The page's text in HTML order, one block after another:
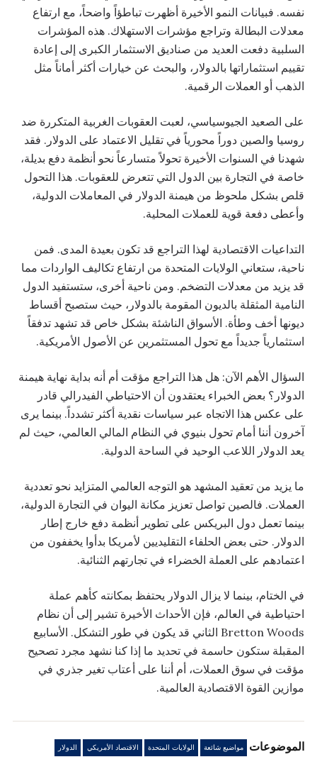
نفسه. فبيانات النمو الأخيرة أظهرت تباطؤاً واضحاً، مع ارتفاع
معدلات البطالة وتراجع مؤشرات الاستهلاك. هذه المؤشرات
السلبية دفعت العديد من صناديق الاستثمار الكبرى إلى إعادة
تقييم استثماراتها بالدولار، والبحث عن خيارات أكثر أماناً مثل
الذهب أو العملات الرقمية.
على الصعيد الجيوسياسي، لعبت العقوبات الغربية المتكررة ضد
روسيا والصين دوراً محورياً في تقليل الاعتماد على الدولار. فقد
شهدنا في السنوات الأخيرة تحولاً متسارعاً نحو أنظمة دفع بديلة،
خاصة في التجارة بين الدول التي تتعرض للعقوبات. هذا التحول
قلص بشكل ملحوظ من هيمنة الدولار في المعاملات الدولية،
وأعطى دفعة قوية للعملات المحلية.
التداعيات الاقتصادية لهذا التراجع قد تكون بعيدة المدى. فمن
ناحية، ستعاني الولايات المتحدة من ارتفاع تكاليف الواردات مما
قد يزيد من معدلات التضخم. ومن ناحية أخرى، ستستفيد الدول
النامية المثقلة بالديون المقومة بالدولار، حيث ستصبح أقساط
ديونها أخف وطأة. الأسواق الناشئة بشكل خاص قد تشهد تدفقاً
استثمارياً جديداً مع تحول المستثمرين عن الأصول الأمريكية.
السؤال الأهم الآن: هل هذا التراجع مؤقت أم أنه بداية نهاية هيمنة
الدولار؟ بعض الخبراء يعتقدون أن الاحتياطي الفيدرالي قادر
على عكس هذا الاتجاه عبر سياسات نقدية أكثر تشدداً. بينما يرى
آخرون أننا أمام تحول بنيوي في النظام المالي العالمي، حيث لم
يعد الدولار اللاعب الوحيد في الساحة الدولية.
ما يزيد من تعقيد المشهد هو التوجه العالمي المتزايد نحو تعددية
العملات. فالصين تواصل تعزيز مكانة اليوان في التجارة الدولية،
بينما تعمل دول البريكس على تطوير أنظمة دفع خارج إطار
الدولار. حتى بعض الحلفاء التقليديين لأمريكا بدأوا يخففون من
اعتمادهم على العملة الخضراء في تجارتهم الثنائية.
في الختام، بينما لا يزال الدولار يحتفظ بمكانته كأهم عملة
احتياطية في العالم، فإن الأحداث الأخيرة تشير إلى أن نظام
Bretton Woods الثاني قد يكون في طور التشكل. الأسابيع
المقبلة ستكون حاسمة في تحديد ما إذا كنا نشهد مجرد تصحيح
مؤقت في سوق العملات، أم أننا على أعتاب تغير جذري في
موازين القوة الاقتصادية العالمية.
الموضوعات مواضيع شائعة الولايات المتحدة الاقتصاد الأمريكي الدولار